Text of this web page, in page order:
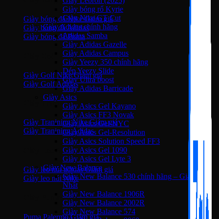
Giày bóng đá Nike
Giày bóng đá Adidas
Giày bóng đá Puma
Giày Golf Nike
Giày Golf Adidas
Giày Training
Giày Tranining Nike
Giày Tranining Adidas
Giày Leo Núi
Giày leo núi adidas
Giày leo núi Nike
Puma Palermo
Giày bóng rổ Kyrie
Giày Nike GT Cut
Giày Adidas chính hãng
Adidas Samba
Giày Adidas Gazelle
Giày Adidas Campus
Giày Yeezy 350 chính hãng
Dép Yeezy Slide
Giày Ultra boost
Giày Adidas Barricade
Giày Asics
Giày Asics Gel Kayano
Giày Asics FF3 Novak
Giày Asics Gel-NYC
Giày Asics Gel-Resolution
Giày Asics Solution Speed FF3
Giày Asics Gel 1090
Giày Asics Gel Lyte 3
Giày New Balance
Giày New Balance 530 chính hãng – Giá Tốt
Nhất
Giày New Balance 1906R
Giày New Balance 2002R
Giày New Balance 574